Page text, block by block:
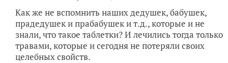
Как же не вспомнить наших дедушек, бабушек,
прадедушек и прабабушек и т.д., которые и не
знали, что такое таблетки? И лечились тогда только
травами, которые и сегодня не потеряли своих
целебных свойств.